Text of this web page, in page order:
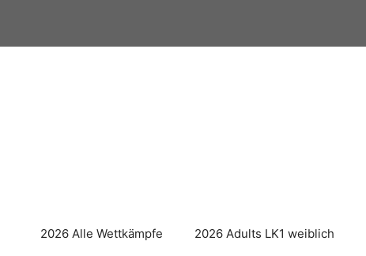
springen
2026 Alle Wettkämpfe 2026 Adults LK1 weiblich